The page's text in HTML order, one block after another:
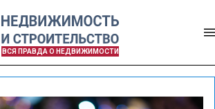
ВСЯ ПРАВДА О НЕДВИЖИМОСТИ